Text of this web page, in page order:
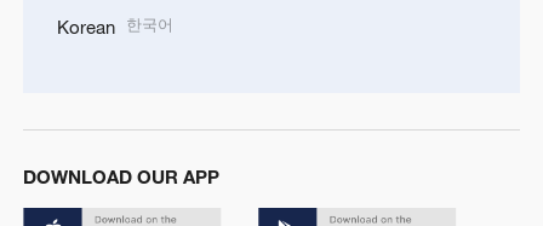
Korean 한국어
DOWNLOAD OUR APP